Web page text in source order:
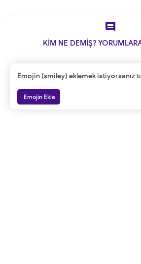

KİM NE DEMİŞ?
Emojin (smiley) eklemek istiyorsanız
Emojin Ekle